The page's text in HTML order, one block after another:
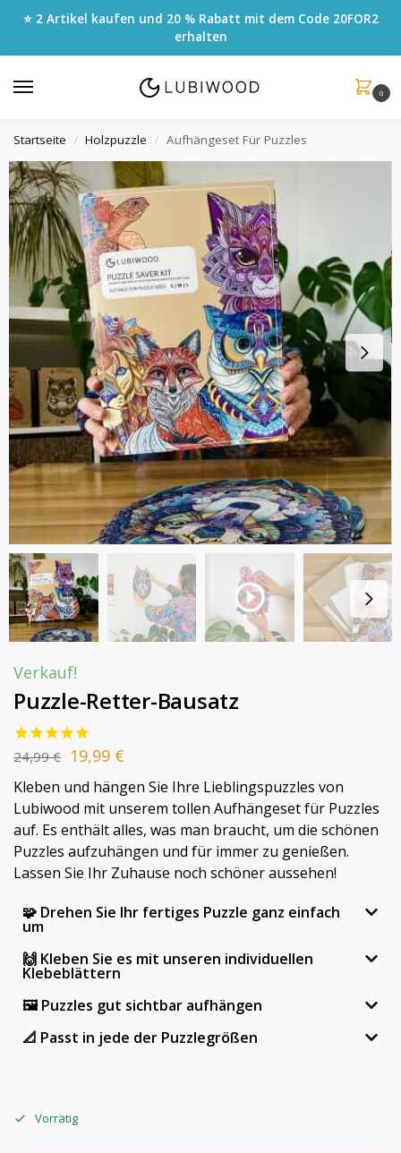
⭐ 2 Artikel kaufen und 20 % Rabatt mit dem Code 20FOR2
erhalten
0
Startseite / Holzpuzzle / Aufhängeset Für Puzzles
Verkauf!
Puzzle-Retter-Bausatz
24,99€ 19,99 €
Kleben und hängen Sie Ihre Lieblingspuzzles von
Lubiwood mit unserem tollen Aufhängeset für Puzzles
auf. Es enthält alles, was man braucht, um die schönen
Puzzles aufzuhängen und für immer zu genießen.
Lassen Sie Ihr Zuhause noch schöner aussehen!
🧩 Drehen Sie Ihr fertiges Puzzle ganz einfach
um
🙌 Kleben Sie es mit unseren individuellen
Klebeblättern
🖼 Puzzles gut sichtbar aufhängen
📐 Passt in jede der Puzzlegrößen
Vorrätig